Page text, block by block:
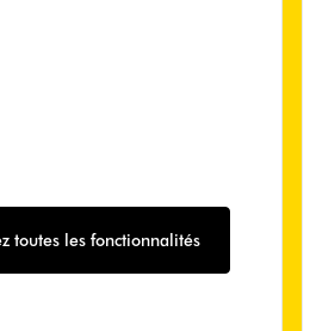
toutes les fonctionnalités